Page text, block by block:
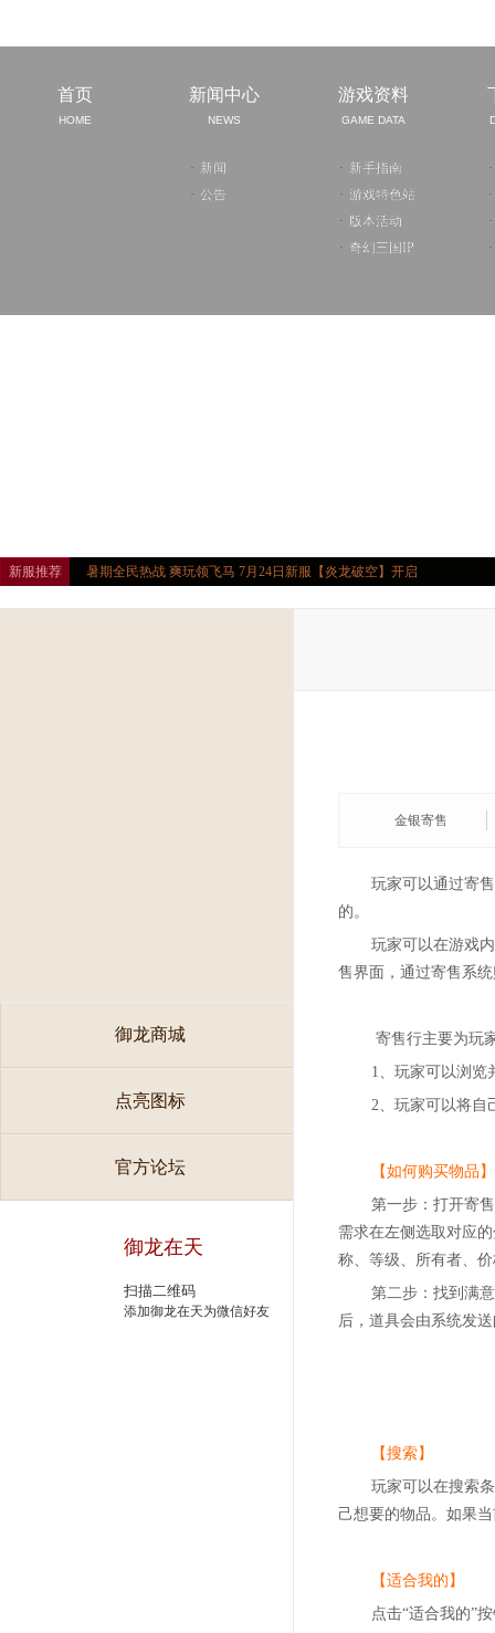
首页
HOME
新闻中心
NEWS
游戏资料
GAME DATA
· 新闻
· 公告
· 新手指南
· 游戏特色站
· 版本活动
· 奇幻三国IP
·
·
·
·
新服推荐 暑期全民热战 爽玩领飞马 7月24日新服【炎龙破空】开启
御龙商城
点亮图标
官方论坛
御龙在天
扫描二维码
添加御龙在天为微信好友
金银寄售
玩家可以通过寄
的。
玩家可以在游戏
售界面，通过寄售系
寄售行主要为玩
1、玩家可以浏览
2、玩家可以将自
【如何购买物品】
第一步：打开寄
需求在左侧选取对应
称、等级、所有者、
第二步：找到满
后，道具会由系统发
【搜索】
玩家可以在搜索
己想要的物品。如果
【适合我的】
点击“适合我的”